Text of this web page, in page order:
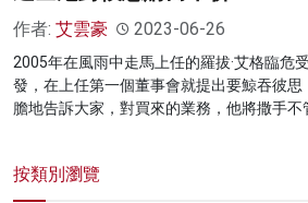
作者: 艾雲豪 2023-06-26
2005年在風雨中走馬上任的羅拔·艾格臨危
發，在上任第一個董事會就提出要鯨吞彼
膽地告訴大家，對買來的業務，他將撒手不
按類別瀏覽